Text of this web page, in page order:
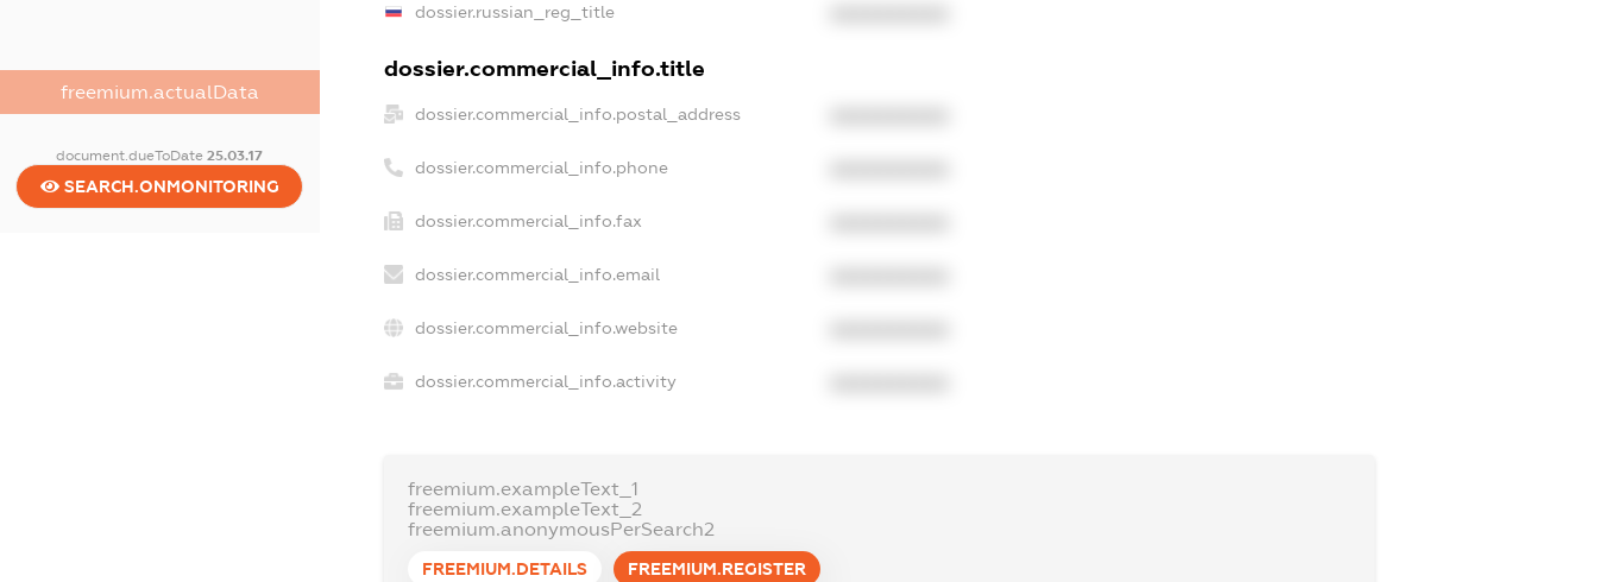
freemium.actualData
document.dueToDate25.03.17
SEARCH.ONMONITORING
dossier.russian_reg_title
dossier.commercial_info.title
dossier.commercial_info.postal_address
dossier.commercial_info.phone
dossier.commercial_info.fax
dossier.commercial_info.email
dossier.commercial_info.website
dossier.commercial_info.activity
freemium.exampleText_1
freemium.exampleText_2
freemium.anonymousPerSearch2
FREEMIUM.DETAILS FREEMIUM.REGISTER